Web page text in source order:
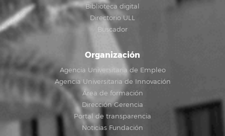
Biblioteca digital
Directorio ULL
Buscador
Organización
Agencia Universitaria de Empleo
Agencia Universitaria de Innovación
Área de formación
Dirección Gerencia
Portal de transparencia
Noticias Fundación